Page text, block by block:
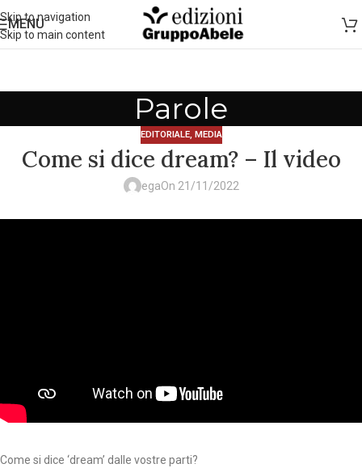
Skip to navigation
Skip to main content
MENU
Parole
EDITORIALE, MEDIA
Come si dice dream? – Il video
egaOn 21/11/2022
Come si dice ‘dream’ dalle vostre parti?